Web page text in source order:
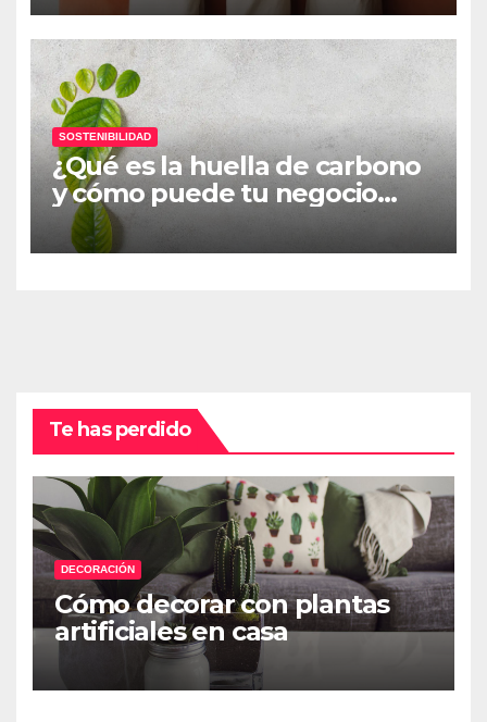
SOSTENIBILIDAD
¿Qué es la huella de carbono
y cómo puede tu negocio
empezar a reducirla?
Te has perdido
DECORACIÓN
Cómo decorar con plantas
artificiales en casa